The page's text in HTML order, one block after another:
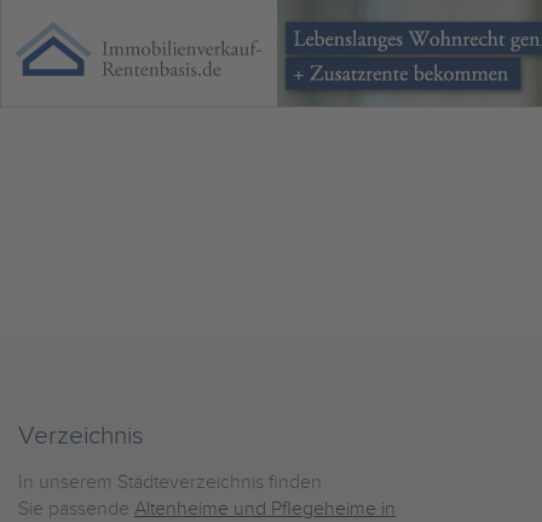
Verzeichnis
In unserem Städteverzeichnis finden
Sie passende Altenheime und Pflegeheime in